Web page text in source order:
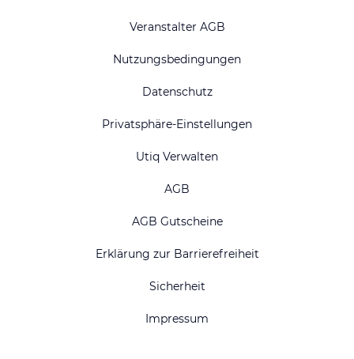
Veranstalter AGB
Nutzungsbedingungen
Datenschutz
Privatsphäre-Einstellungen
Utiq Verwalten
AGB
AGB Gutscheine
Erklärung zur Barrierefreiheit
Sicherheit
Impressum